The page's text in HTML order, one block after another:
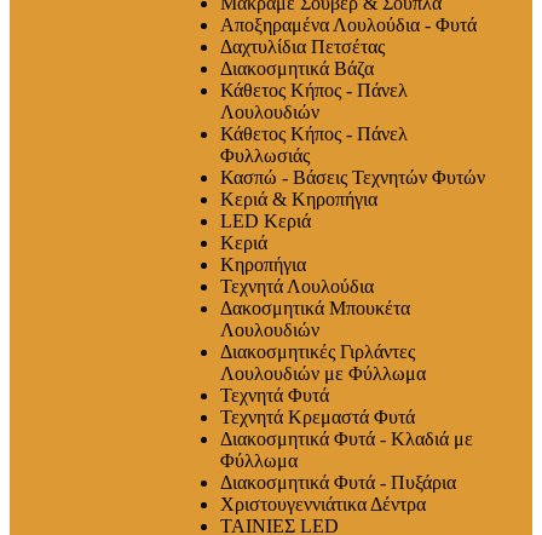
Αποξηραμένα Λουλούδια - Φυτά
Δαχτυλίδια Πετσέτας
Διακοσμητικά Βάζα
Κάθετος Κήπος - Πάνελ
Λουλουδιών
Κάθετος Κήπος - Πάνελ
Φυλλωσιάς
Κασπώ - Βάσεις Τεχνητών Φυτών
Κεριά & Κηροπήγια
LED Κεριά
Κεριά
Κηροπήγια
Τεχνητά Λουλούδια
Δακοσμητικά Μπουκέτα
Λουλουδιών
Διακοσμητικές Γιρλάντες
Λουλουδιών με Φύλλωμα
Τεχνητά Φυτά
Τεχνητά Κρεμαστά Φυτά
Διακοσμητικά Φυτά - Κλαδιά με
Φύλλωμα
Διακοσμητικά Φυτά - Πυξάρια
Χριστουγεννιάτικα Δέντρα
ΤΑΙΝΙΕΣ LED